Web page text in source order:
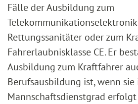
Fälle der Ausbildung zum
Rettungssanitäter oder zum
Fahrerlaubnisklasse CE. Er
Ausbildung zum Kraftfahrer
Berufsausbildung ist, wenn sie
Mannschaftsdienstgrad